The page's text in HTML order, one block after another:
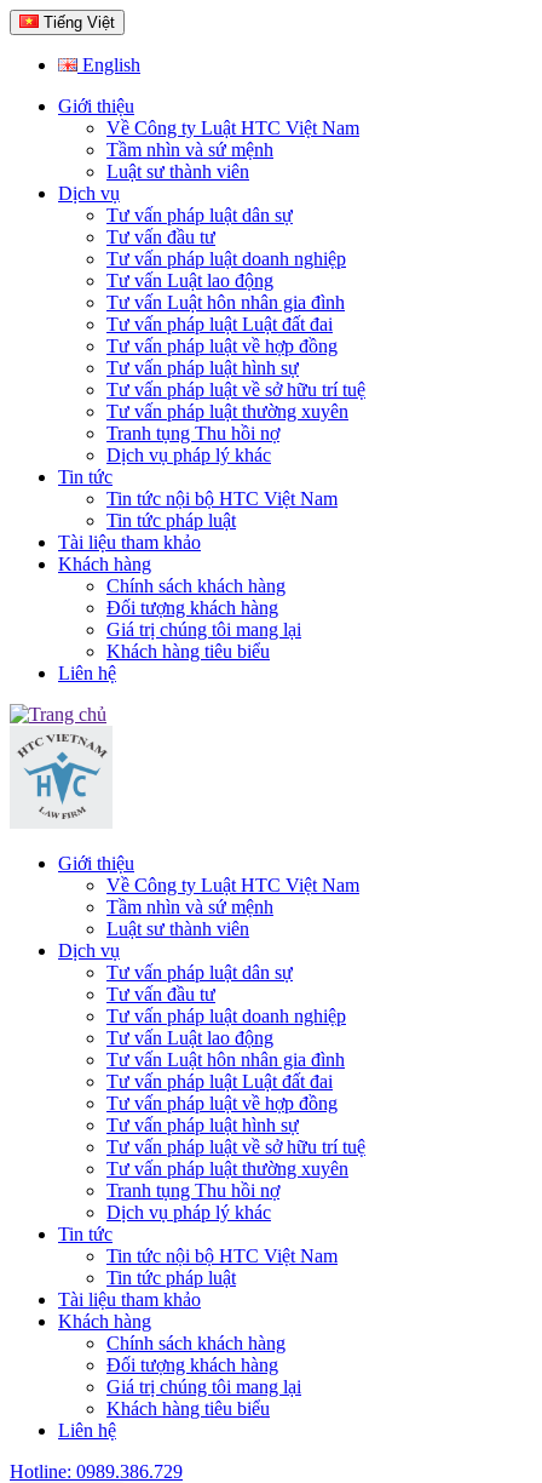
Tiếng Việt
English
Giới thiệu
Về Công ty Luật HTC Việt Nam
Tầm nhìn và sứ mệnh
Luật sư thành viên
Dịch vụ
Tư vấn pháp luật dân sự
Tư vấn đầu tư
Tư vấn pháp luật doanh nghiệp
Tư vấn Luật lao động
Tư vấn Luật hôn nhân gia đình
Tư vấn pháp luật Luật đất đai
Tư vấn pháp luật về hợp đồng
Tư vấn pháp luật hình sự
Tư vấn pháp luật về sở hữu trí tuệ
Tư vấn pháp luật thường xuyên
Tranh tụng Thu hồi nợ
Dịch vụ pháp lý khác
Tin tức
Tin tức nội bộ HTC Việt Nam
Tin tức pháp luật
Tài liệu tham khảo
Khách hàng
Chính sách khách hàng
Đối tượng khách hàng
Giá trị chúng tôi mang lại
Khách hàng tiêu biểu
Liên hệ
Giới thiệu
Về Công ty Luật HTC Việt Nam
Tầm nhìn và sứ mệnh
Luật sư thành viên
Dịch vụ
Tư vấn pháp luật dân sự
Tư vấn đầu tư
Tư vấn pháp luật doanh nghiệp
Tư vấn Luật lao động
Tư vấn Luật hôn nhân gia đình
Tư vấn pháp luật Luật đất đai
Tư vấn pháp luật về hợp đồng
Tư vấn pháp luật hình sự
Tư vấn pháp luật về sở hữu trí tuệ
Tư vấn pháp luật thường xuyên
Tranh tụng Thu hồi nợ
Dịch vụ pháp lý khác
Tin tức
Tin tức nội bộ HTC Việt Nam
Tin tức pháp luật
Tài liệu tham khảo
Khách hàng
Chính sách khách hàng
Đối tượng khách hàng
Giá trị chúng tôi mang lại
Khách hàng tiêu biểu
Liên hệ
Hotline: 0989.386.729